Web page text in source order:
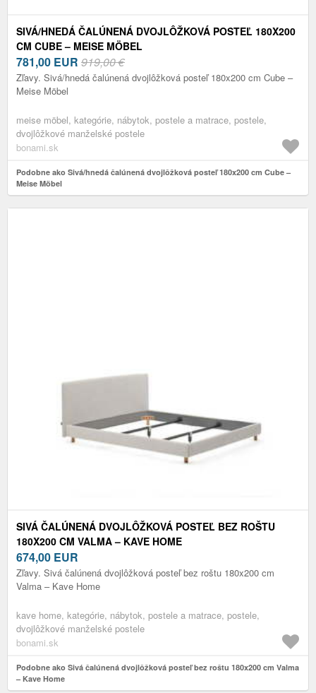
SIVÁ/HNEDÁ ČALÚNENÁ DVOJLÔŽKOVÁ POSTEĽ 180X200
CM CUBE – MEISE MÖBEL
781,00 EUR 919,00 €
Zľavy. Sivá/hnedá čalúnená dvojlôžková posteľ 180x200 cm Cube –
Meise Möbel
meise möbel, kategórie, nábytok, postele a matrace, postele,
dvojlôžkové manželské postele
bonami.sk
Podobne ako Sivá/hnedá čalúnená dvojlôžková posteľ 180x200 cm Cube –
Meise Möbel
SIVÁ ČALÚNENÁ DVOJLÔŽKOVÁ POSTEĽ BEZ ROŠTU
180X200 CM VALMA – KAVE HOME
674,00 EUR
Zľavy. Sivá čalúnená dvojlôžková posteľ bez roštu 180x200 cm
Valma – Kave Home
kave home, kategórie, nábytok, postele a matrace, postele,
dvojlôžkové manželské postele
bonami.sk
Podobne ako Sivá čalúnená dvojlôžková posteľ bez roštu 180x200 cm Valma
– Kave Home